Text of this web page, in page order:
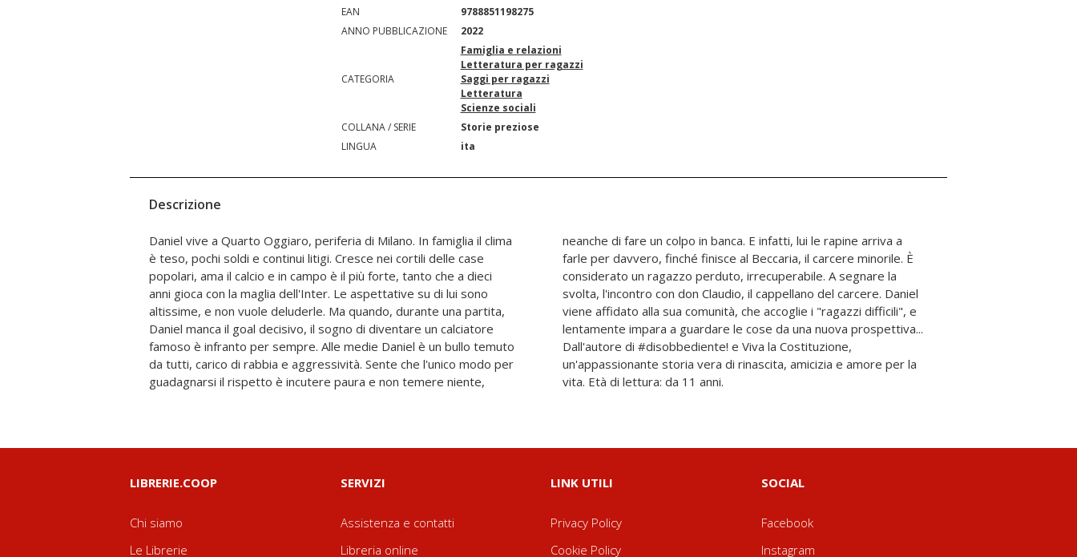
EAN
9788851198275
ANNO PUBBLICAZIONE
2022
CATEGORIA
Famiglia e relazioni
Letteratura per ragazzi
Saggi per ragazzi
Letteratura
Scienze sociali
COLLANA / SERIE
Storie preziose
LINGUA
ita
Descrizione
Daniel vive a Quarto Oggiaro, periferia di Milano. In famiglia il clima
è teso, pochi soldi e continui litigi. Cresce nei cortili delle case
popolari, ama il calcio e in campo è il più forte, tanto che a dieci
anni gioca con la maglia dell'Inter. Le aspettative su di lui sono
altissime, e non vuole deluderle. Ma quando, durante una partita,
Daniel manca il goal decisivo, il sogno di diventare un calciatore
famoso è infranto per sempre. Alle medie Daniel è un bullo temuto
da tutti, carico di rabbia e aggressività. Sente che l'unico modo per
guadagnarsi il rispetto è incutere paura e non temere niente,
neanche di fare un colpo in banca. E infatti, lui le rapine arriva a
farle per davvero, finché finisce al Beccaria, il carcere minorile. È
considerato un ragazzo perduto, irrecuperabile. A segnare la
svolta, l'incontro con don Claudio, il cappellano del carcere. Daniel
viene affidato alla sua comunità, che accoglie i "ragazzi difficili", e
lentamente impara a guardare le cose da una nuova prospettiva...
Dall'autore di #disobbediente! e Viva la Costituzione,
un'appassionante storia vera di rinascita, amicizia e amore per la
vita. Età di lettura: da 11 anni.
LIBRERIE.COOP
Chi siamo
Le Librerie
SERVIZI
Assistenza e contatti
Libreria online
LINK UTILI
Privacy Policy
Cookie Policy
SOCIAL
Facebook
Instagram